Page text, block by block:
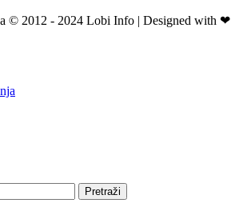
© 2012 - 2024 Lobi Info | Designed with ❤
Pretraži